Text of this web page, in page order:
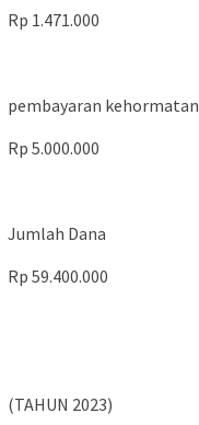
Rp 1.471.000
pembayaran kehormatan
Rp 5.000.000
Jumlah Dana
Rp 59.400.000
(TAHUN 2023)